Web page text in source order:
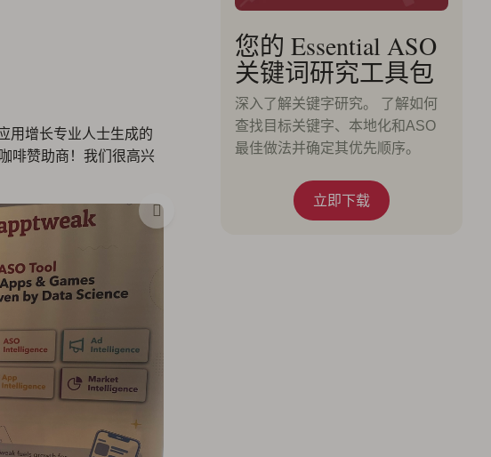
用增长专业人士生成的
啡赞助商！我们很高兴
您的 Essential ASO
关键词研究工具包
深入了解关键字研究。 了解如何
查找目标关键字、本地化和ASO
最佳做法并确定其优先顺序。
立即下载